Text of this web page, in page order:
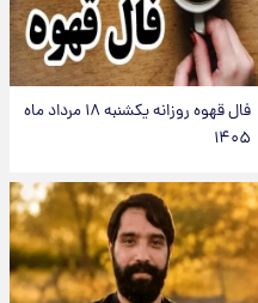
فال قهوه روزانه یکشنبه ۱۸ مرداد ماه
۱۴۰۵